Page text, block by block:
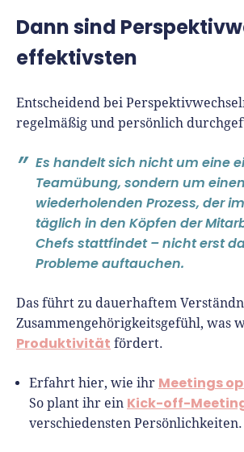
Dann sind
effektivsten
Entscheidend bei
regelmäßig und persönlich
Es handelt sich nicht um eine
Teamübung, sondern um
wiederholenden Prozess, der
täglich in den Köpfen der
Chefs stattfindet – nicht erst
Probleme auftauchen.
Das führt zu dauerhaftem
Zusammengehörigkeitsgefühl, was
Produktivität fördert.
Erfahrt hier, wie ihr Meetings
So plant ihr ein Kick-off-
verschiedensten Persönlichkeiten.